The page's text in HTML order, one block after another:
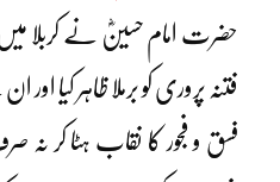
حضرت امام حسینؓ نے کربلا
فتنہ پروری کو برملا ظاہر کیا
فسق و فجور کا نقاب ہٹا کر نہ